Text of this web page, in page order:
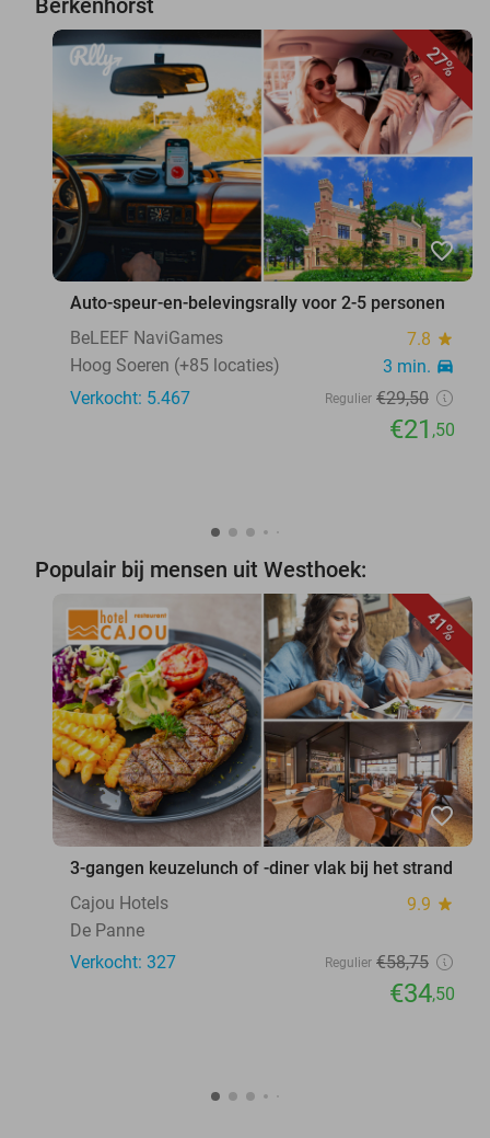
Berkenhorst
27%
favorite_border
Auto-speur-en-belevingsrally voor 2-5 personen
BeLEEF NaviGames
7.8 star
Hoog Soeren (+85 locaties) 3 min. directions_car
Verkocht: 5.467 Regulier €29,50
€21 ,50
Populair bij mensen uit Westhoek:
41%
favorite_border
3-gangen keuzelunch of -diner vlak bij het strand
Cajou Hotels
9.9 star
De Panne
Verkocht: 327
Regulier €58,75
€34,50